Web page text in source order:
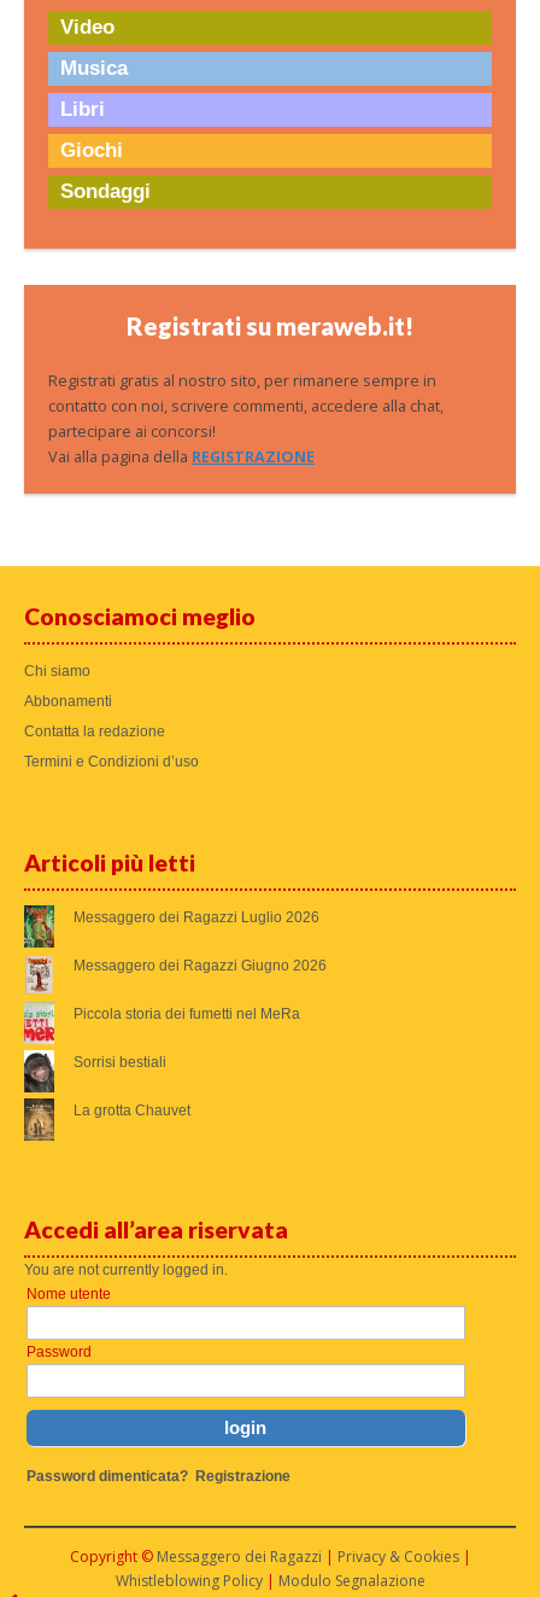
Video
Musica
Libri
Giochi
Sondaggi
Registrati su meraweb.it!
Registrati gratis al nostro sito, per rimanere sempre in
contatto con noi, scrivere commenti, accedere alla chat,
partecipare ai concorsi!
Vai alla pagina della REGISTRAZIONE
Conosciamoci meglio
Chi siamo
Abbonamenti
Contatta la redazione
Termini e Condizioni d’uso
Articoli più letti
Messaggero dei Ragazzi Luglio 2026
Messaggero dei Ragazzi Giugno 2026
Piccola storia dei fumetti nel MeRa
Sorrisi bestiali
La grotta Chauvet
Accedi all’area riservata
You are not currently logged in.
Nome utente
Password
Password dimenticata? Registrazione
Copyright © Messaggero dei Ragazzi | Privacy & Cookies|
Whistleblowing Policy| Modulo Segnalazione